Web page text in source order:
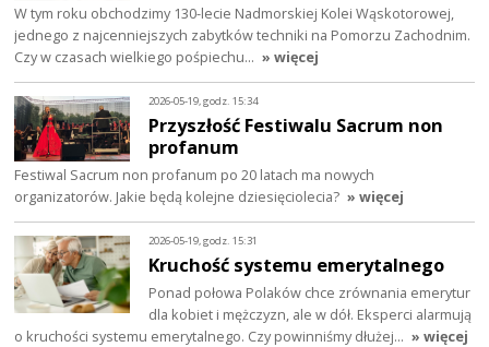
W tym roku obchodzimy 130-lecie Nadmorskiej Kolei Wąskotorowej,
jednego z najcenniejszych zabytków techniki na Pomorzu Zachodnim.
Czy w czasach wielkiego pośpiechu… » więcej
2026-05-19, godz. 15:34
Przyszłość Festiwalu Sacrum non
profanum
Festiwal Sacrum non profanum po 20 latach ma nowych
organizatorów. Jakie będą kolejne dziesięciolecia? » więcej
2026-05-19, godz. 15:31
Kruchość systemu emerytalnego
Ponad połowa Polaków chce zrównania emerytur
dla kobiet i mężczyzn, ale w dół. Eksperci alarmują
o kruchości systemu emerytalnego. Czy powinniśmy dłużej… » więcej